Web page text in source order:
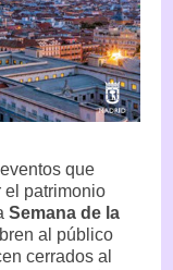
que
el patrimonio
Semana de la
al público
cerrados al